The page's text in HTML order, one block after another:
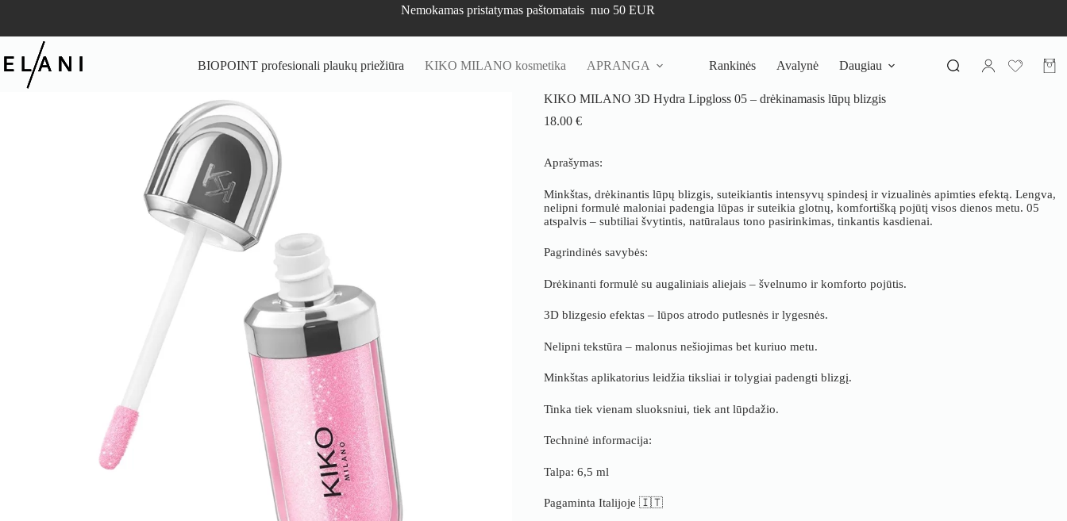
content
Nemokamas pristatymas paštomatais nuo 50 EUR
BIOPOINT profesionali plaukų priežiūra KIKO MILANO kosmetika APRANGA Rankinės Avalynė Daugiau
KIKO MILANO 3D Hydra Lipgloss 05 – drėkinamasis lūpų blizgis
18.00€
Aprašymas:
Minkštas, drėkinantis lūpų blizgis, suteikiantis intensyvų spindesį ir vizualinės apimties efektą. Lengva,
nelipni formulė maloniai padengia lūpas ir suteikia glotnų, komfortišką pojūtį visos dienos metu. 05
atspalvis – subtiliai švytintis, natūralaus tono pasirinkimas, tinkantis kasdienai.
Pagrindinės savybės:
Drėkinanti formulė su augaliniais aliejais – švelnumo ir komforto pojūtis.
3D blizgesio efektas – lūpos atrodo putlesnės ir lygesnės.
Nelipni tekstūra – malonus nešiojimas bet kuriuo metu.
Minkštas aplikatorius leidžia tiksliai ir tolygiai padengti blizgį.
Tinka tiek vienam sluoksniui, tiek ant lūpdažio.
Techninė informacija:
Talpa: 6,5 ml
Pagaminta Italijoje 🇮🇹